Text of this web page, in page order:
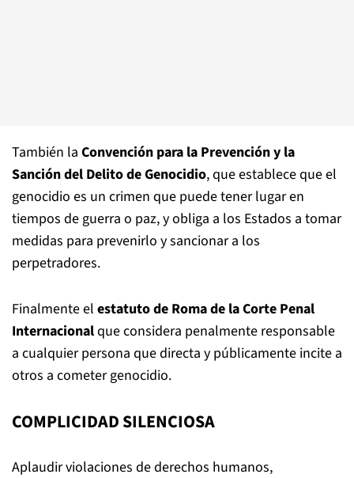
También la Convención para la Prevención y la
Sanción del Delito de Genocidio, que establece que el
genocidio es un crimen que puede tener lugar en
tiempos de guerra o paz, y obliga a los Estados a tomar
medidas para prevenirlo y sancionar a los
perpetradores.
Finalmente el estatuto de Roma de la Corte Penal
Internacionalque considera penalmente responsable
a cualquier persona que directa y públicamente incite a
otros a cometer genocidio.
COMPLICIDAD SILENCIOSA
Aplaudir violaciones de derechos humanos,